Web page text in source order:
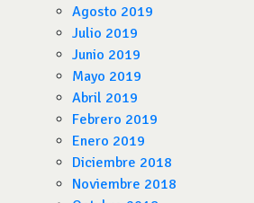
Agosto 2019
Julio 2019
Junio 2019
Mayo 2019
Abril 2019
Febrero 2019
Enero 2019
Diciembre 2018
Noviembre 2018